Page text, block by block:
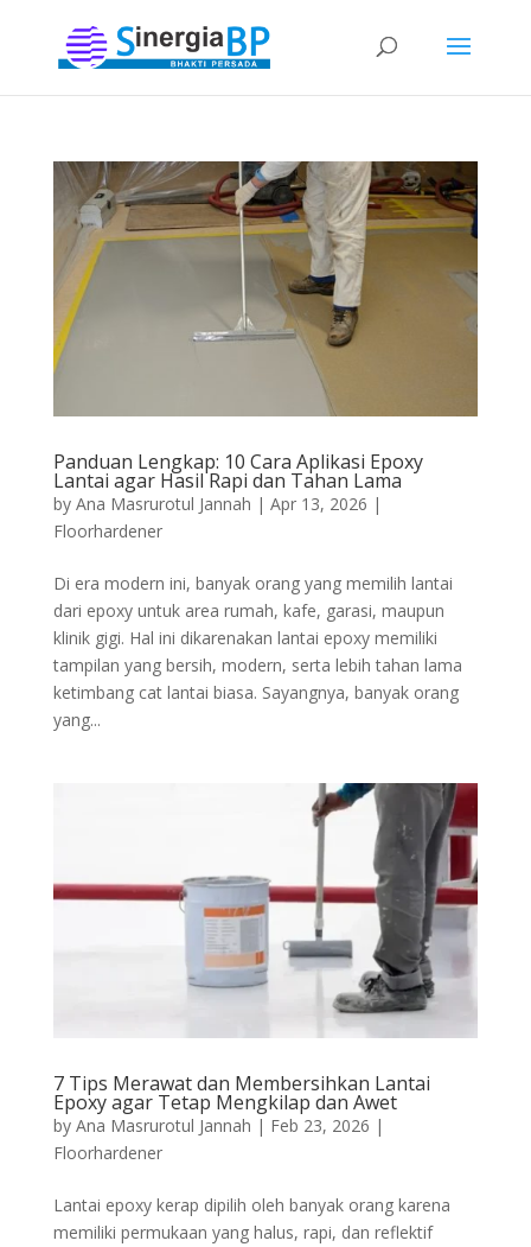
Panduan Lengkap: 10 Cara Aplikasi Epoxy
Lantai agar Hasil Rapi dan Tahan Lama
by Ana Masrurotul Jannah | Apr 13, 2026 |
Floorhardener
Di era modern ini, banyak orang yang memilih lantai
dari epoxy untuk area rumah, kafe, garasi, maupun
klinik gigi. Hal ini dikarenakan lantai epoxy memiliki
tampilan yang bersih, modern, serta lebih tahan lama
ketimbang cat lantai biasa. Sayangnya, banyak orang
yang...
7 Tips Merawat dan Membersihkan Lantai
Epoxy agar Tetap Mengkilap dan Awet
by Ana Masrurotul Jannah | Feb 23, 2026 |
Floorhardener
Lantai epoxy kerap dipilih oleh banyak orang karena
memiliki permukaan yang halus, rapi, dan reflektif